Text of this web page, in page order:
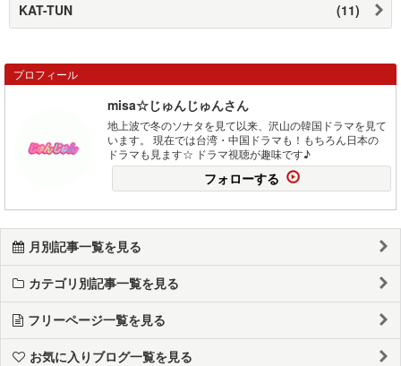
KAT-TUN (11)
プロフィール
misa☆じゅんじゅんさん
地上波で冬のソナタを見て以来、沢山の韓国ドラマを見て
います。 現在では台湾・中国ドラマも！もちろん日本の
ドラマも見ます☆ ドラマ視聴が趣味です♪
フォローする
月別記事一覧を見る
カテゴリ別記事一覧を見る
フリーページ一覧を見る
お気に入りブログ一覧を見る